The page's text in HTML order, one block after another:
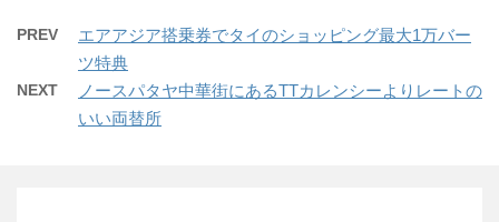
PREV
エアアジア搭乗券でタイのショッピング最大1万バー
ツ特典
NEXT
ノースパタヤ中華街にあるTTカレンシーよりレートの
いい両替所